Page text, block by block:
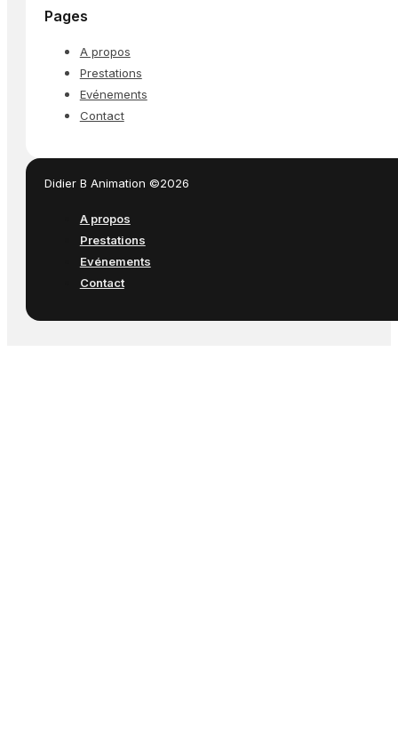
Pages
A propos
Prestations
Evénements
Contact
Didier B Animation ©2026
A propos
Prestations
Evénements
Contact